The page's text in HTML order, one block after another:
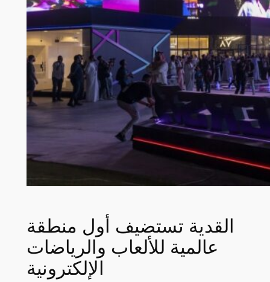
القدية تستضيف أول منطقة
عالمية للألعاب والرياضات
الإلكترونية